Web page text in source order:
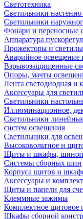
Светотехника
Светильники
Светильники
Фонари и переносные
Аппаратура
Прожекторы и
Аварийное освещение
Взрывозащищенные
Опоры, мачты
Лента светодиодная и
Аксессуары для
Светильники
Иллюминационное,
Светильники
систем освещения
Светильники для
Высоковольтное и
Щиты и шкафы,
Системы сборных шин
Корпуса щитов и
Аксессуары и
Щиты и панели для
Клеммные зажимы
Комплектное щитовое
Шкафы сборной